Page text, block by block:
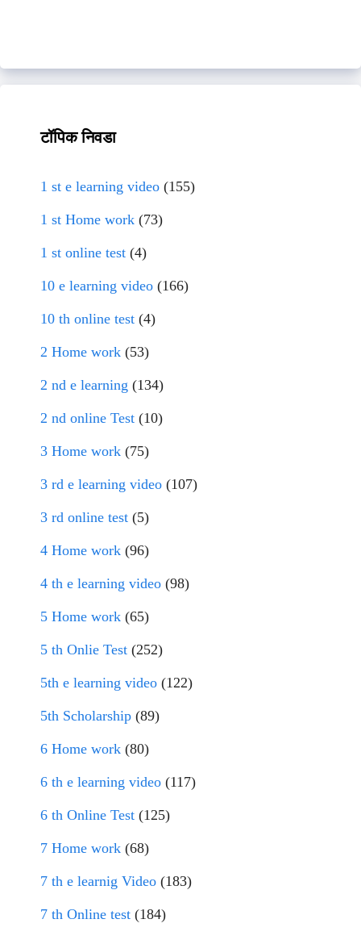
टॉपिक निवडा
1 st e learning video (155)
1 st Home work (73)
1 st online test (4)
10 e learning video (166)
10 th online test (4)
2 Home work (53)
2 nd e learning (134)
2 nd online Test (10)
3 Home work (75)
3 rd e learning video (107)
3 rd online test (5)
4 Home work (96)
4 th e learning video (98)
5 Home work (65)
5 th Onlie Test (252)
5th e learning video (122)
5th Scholarship (89)
6 Home work (80)
6 th e learning video (117)
6 th Online Test (125)
7 Home work (68)
7 th e learnig Video (183)
7 th Online test (184)